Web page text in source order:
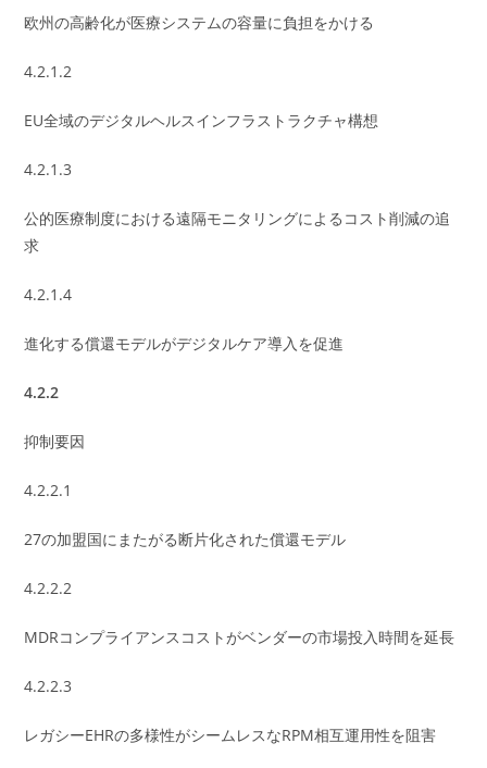
欧州の高齢化が医療システムの容量に負担をかける
4.2.1.2
EU全域のデジタルヘルスインフラストラクチャ構想
4.2.1.3
公的医療制度における遠隔モニタリングによるコスト削減の追
求
4.2.1.4
進化する償還モデルがデジタルケア導入を促進
4.2.2
抑制要因
4.2.2.1
27の加盟国にまたがる断片化された償還モデル
4.2.2.2
MDRコンプライアンスコストがベンダーの市場投入時間を延長
4.2.2.3
レガシーEHRの多様性がシームレスなRPM相互運用性を阻害